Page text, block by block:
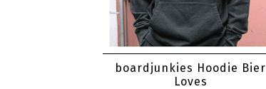
boardjunkies Hoodie Bier
Loves